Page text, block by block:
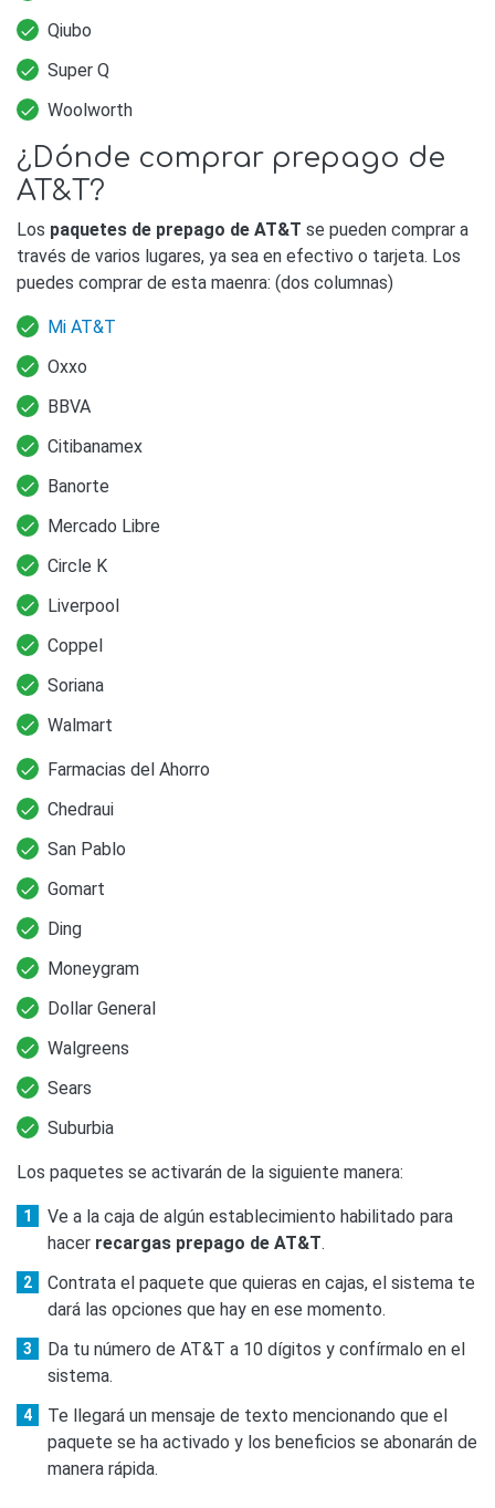
Qiubo
Super Q
Woolworth
¿Dónde comprar prepago de
AT&T?
Los paquetes de prepago de AT&T se pueden comprar a
través de varios lugares, ya sea en efectivo o tarjeta. Los
puedes comprar de esta maenra: (dos columnas)
Mi AT&T
Oxxo
BBVA
Citibanamex
Banorte
Mercado Libre
Circle K
Liverpool
Coppel
Soriana
Walmart
Farmacias del Ahorro
Chedraui
San Pablo
Gomart
Ding
Moneygram
Dollar General
Walgreens
Sears
Suburbia
Los paquetes se activarán de la siguiente manera:
Ve a la caja de algún establecimiento habilitado para
hacer recargas prepago de AT&T.
Contrata el paquete que quieras en cajas, el sistema te
dará las opciones que hay en ese momento.
Da tu número de AT&T a 10 dígitos y confírmalo en el
sistema.
Te llegará un mensaje de texto mencionando que el
paquete se ha activado y los beneficios se abonarán de
manera rápida.